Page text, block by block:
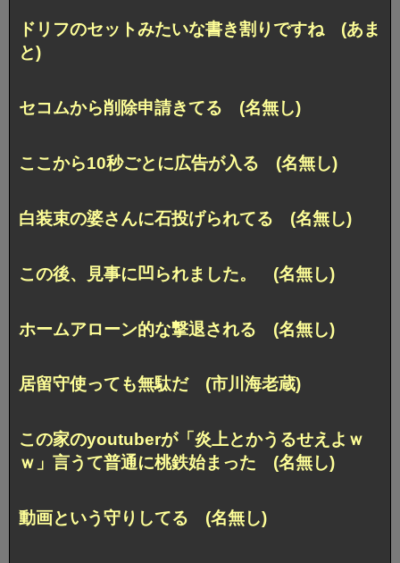
ドリフのセットみたいな書き割りですね (あま
と)
セコムから削除申請きてる (名無し)
ここから10秒ごとに広告が入る (名無し)
白装束の婆さんに石投げられてる (名無し)
この後、見事に凹られました。 (名無し)
ホームアローン的な撃退される (名無し)
居留守使っても無駄だ (市川海老蔵)
この家のyoutuberが「炎上とかうるせえよｗ
ｗ」言うて普通に桃鉄始まった (名無し)
動画という守りしてる (名無し)